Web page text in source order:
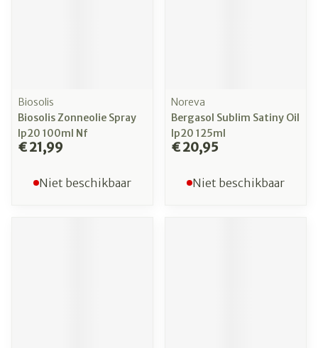
Biosolis
Biosolis Zonneolie Spray
Ip20 100ml Nf
€ 21,99
Niet beschikbaar
Noreva
Bergasol Sublim Satiny Oil
Ip20 125ml
€ 20,95
Niet beschikbaar